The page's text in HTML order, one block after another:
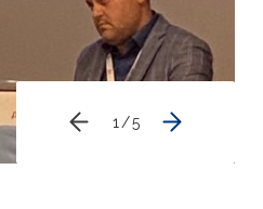
1 /5